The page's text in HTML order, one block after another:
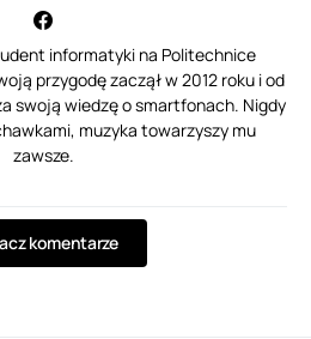
informatyki na Politechnice
przygodę zaczął w 2012 roku i od
swoją wiedzę o smartfonach. Nigdy
muzyka towarzyszy mu
zawsze.
komentarze